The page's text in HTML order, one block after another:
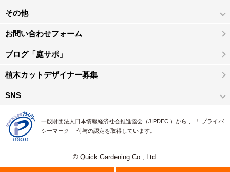
その他
お問い合わせフォーム
ブログ「庭サポ」
植木カットデザイナー募集
SNS
一般財団法人日本情報経済社会推進協会（JIPDEC ）から 、「 プライバ
シーマーク 」付与の認定を取得しています。
© Quick Gardening Co., Ltd.